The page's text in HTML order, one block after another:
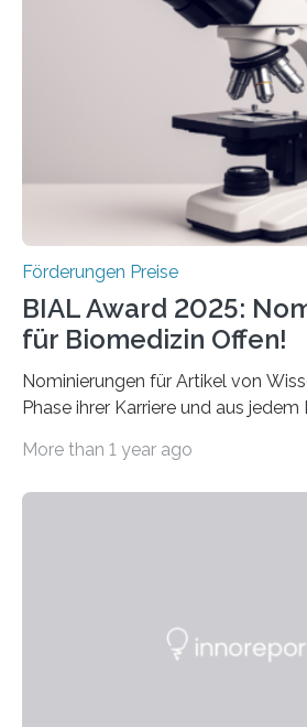
Betroffenen zu verbessern. Dazu
diesem Jahr wieder
Preis aus. Er richtet sich gezielt an
Forscherinnen und Forscher unter
werden soll eine herausragende
hochrangige wissenschaftliche
Förderungen Preise
BIAL Award 2025:
für Biomedizin Offen!
Nominierungen für Artikel von
Phase ihrer Karriere und aus
Leben gerufen, um die
Foundation, des BIAL Award in
More than 1 year ago